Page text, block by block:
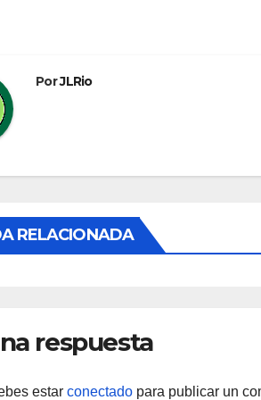
PorJLRio
RELACIONADA
respuesta
estar conectado para publicar un